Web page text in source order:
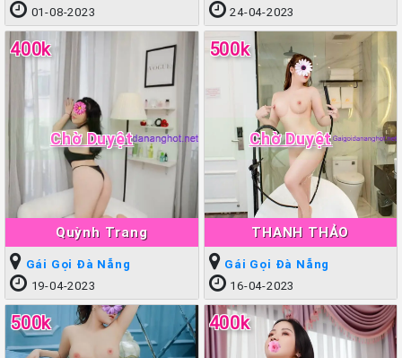
01-08-2023
24-04-2023
Quỳnh Trang
400k
Chờ Duyệt
Gái Gọi Đà Nẵng
19-04-2023
THANH THẢO
500k
Chờ Duyệt
Gái Gọi Đà Nẵng
16-04-2023
500k 400k